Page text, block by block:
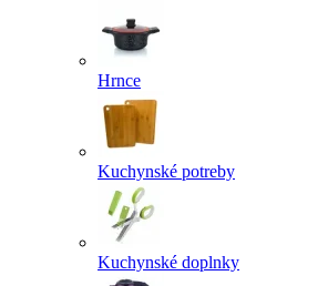
Hrnce
Kuchynské potreby
Kuchynské doplnky